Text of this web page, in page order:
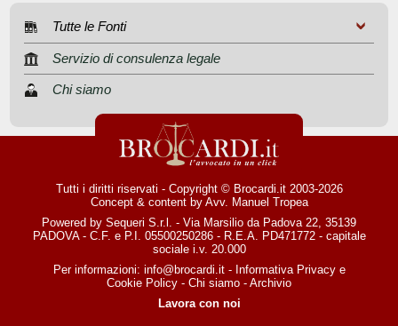
Tutte le Fonti
Servizio di consulenza legale
Chi siamo
Tutti i diritti riservati - Copyright © Brocardi.it 2003-2026
Concept & content by Avv. Manuel Tropea
Powered by Sequeri S.r.l. - Via Marsilio da Padova 22, 35139
PADOVA - C.F. e P.I. 05500250286 - R.E.A. PD471772 - capitale
sociale i.v. 20.000
Per informazioni: info@brocardi.it- Informativa Privacye
Cookie Policy - Chi siamo - Archivio
Lavora con noi